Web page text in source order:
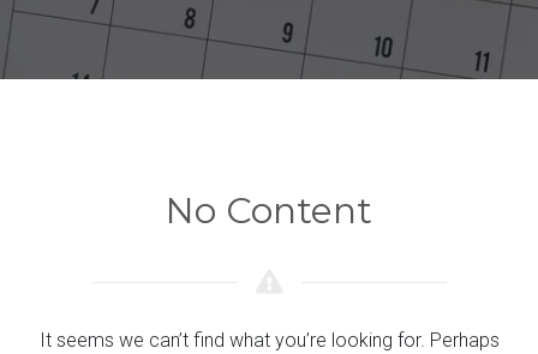
No Content
It seems we can’t find what you’re looking for. Perhaps